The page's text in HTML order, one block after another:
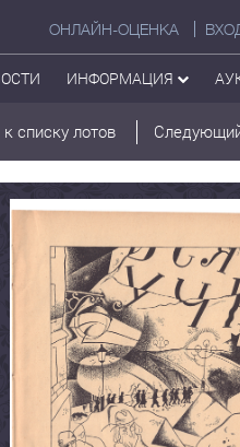
ОНЛАЙН-ОЦЕНКА
ИНФОРМАЦИЯ
списку лотов